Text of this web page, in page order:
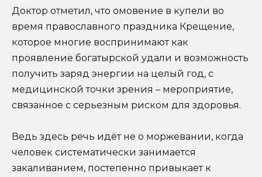
Доктор отметил, что омовение в купели во
время православного праздника Крещение,
которое многие воспринимают как
проявление богатырской удали и возможность
получить заряд энергии на целый год, с
медицинской точки зрения – мероприятие,
связанное с серьезным риском для здоровья.
Ведь здесь речь идёт не о моржевании, когда
человек систематически занимается
закаливанием, постепенно привыкает к